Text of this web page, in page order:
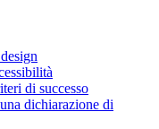
di successo
dichiarazione di